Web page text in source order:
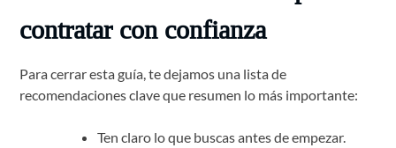
contratar con confianza
Para cerrar esta guía, te dejamos una lista de
recomendaciones clave que resumen lo más importante:
Ten claro lo que buscas antes de empezar.